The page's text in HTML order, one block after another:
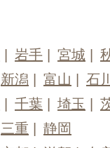
岩手 宮城
新潟 富山
石
千葉 埼玉
三重
静岡